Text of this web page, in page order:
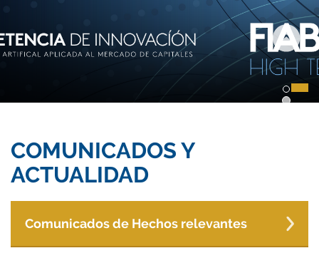
COMUNICADOS Y
ACTUALIDAD
Comunicados de Hechos relevantes